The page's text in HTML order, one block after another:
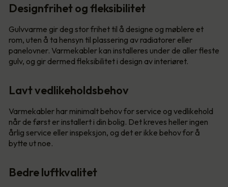
Designfrihet og fleksibilitet
Gulvvarme gir deg stor frihet til å designe og møblere et
rom, uten å ta hensyn til plassering av radiatorer eller
panelovner. Varmekabler kan installeres under de aller fleste
gulv, og gir dermed fleksibilitet i design av interiøret.
Lavt vedlikeholdsbehov
Varmekabler har minimalt behov for service og vedlikehold
når de først er installert i din bolig. Det kreves heller ingen
årlig service eller inspeksjon, og det er ikke behov for å
bytte ut noe.
Bedre luftkvalitet